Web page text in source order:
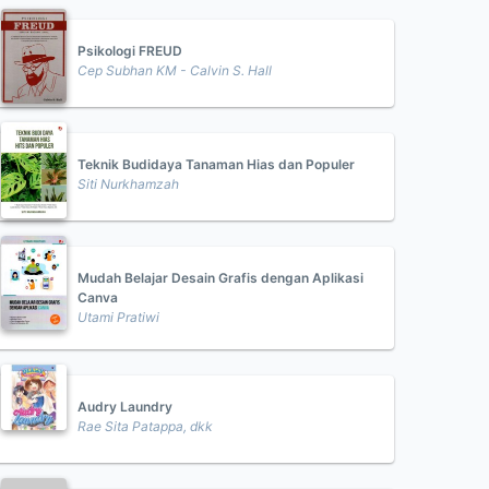
Psikologi FREUD
Cep Subhan KM - Calvin S. Hall
Teknik Budidaya Tanaman Hias dan Populer
Siti Nurkhamzah
Mudah Belajar Desain Grafis dengan Aplikasi
Canva
Utami Pratiwi
Audry Laundry
Rae Sita Patappa, dkk